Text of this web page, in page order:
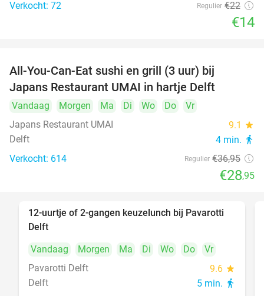
Verkocht: 72 Regulier €22
€14
All-You-Can-Eat sushi en grill (3 uur) bij
Japans Restaurant UMAI in hartje Delft
Vandaag Morgen Ma Di Wo Do
Vr
Japans Restaurant UMAI
9.1 star
Delft 4 min. directions_walk
Verkocht: 614 Regulier €36,95
€28,95
31%
12-uurtje of 2-gangen keuzelunch bij Pavarotti
Delft
Vandaag
Morgen Ma Di Wo Do
Vr
Pavarotti Delft
9.6 star
Delft 5 min. directions_walk